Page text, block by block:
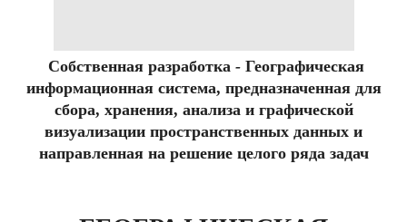
Собственная разработка- Географическая
информационная система, предназначенная для
сбора, хранения, анализа и графической
визуализации пространственных данных и
направленная на решение целого ряда задач